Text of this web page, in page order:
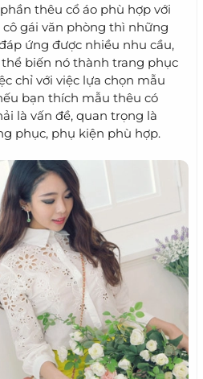
thêu cổ áo phù hợp với
gái văn phòng thì những
ứng được nhiều nhu cầu,
biến nó thành trang phục
chỉ với việc lựa chọn mẫu
bạn thích mẫu thêu có
là vấn đề, quan trọng là
phục, phụ kiện phù hợp.